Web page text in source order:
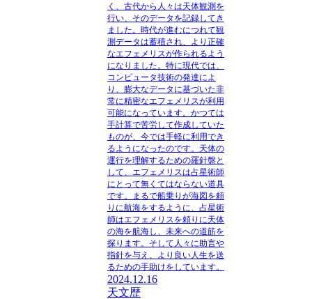
く、古代から人々は天体観測を
行い、そのデータを記録してき
ました。時代が進むにつれて観
測データは蓄積され、より正確
なエフェメリスが作られるよう
になりました。特に現代では、
コンピュータ技術の発達によ
り、膨大なデータに基づいた非
常に精密なエフェメリスが利用
可能になっています。かつては
手計算で苦労して作成していた
ものが、今では手軽に利用でき
るようになったのです。天体の
運行を理解するための羅針盤と
して、エフェメリスは占星術師
にとって無くてはならない道具
です。まるで船乗りが海図を頼
りに航海をするように、占星術
師はエフェメリスを頼りに天体
の海を航海し、未来への道筋を
探ります。そして人々に助言や
指針を与え、より良い人生を送
るための手助けをしています。
2024.12.16
天文歴